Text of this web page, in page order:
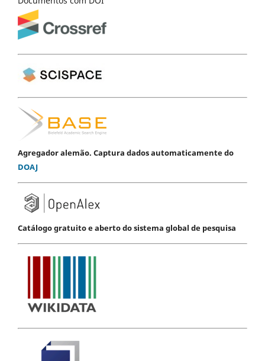
Agregador alemão. Captura dados automaticamente do
DOAJ
Catálogo gratuito e aberto do sistema global de pesquisa